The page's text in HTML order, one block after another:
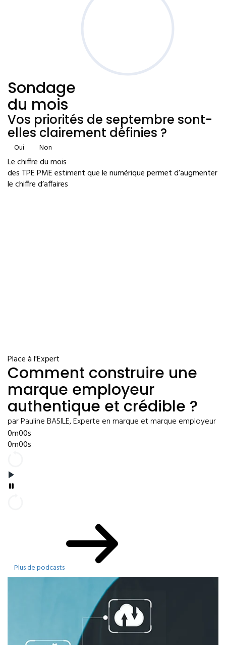
Sondage
du mois
Vos priorités de septembre sont-
elles clairement définies ?
Oui Non
Le chiffre du mois
des TPE PME estiment que le numérique permet d’augmenter
le chiffre d’affaires
Place à l'Expert
Comment construire une
marque employeur
authentique et crédible ?
par Pauline BASILE, Experte en marque et marque employeur
0m00s
0m00s
Plus de podcasts